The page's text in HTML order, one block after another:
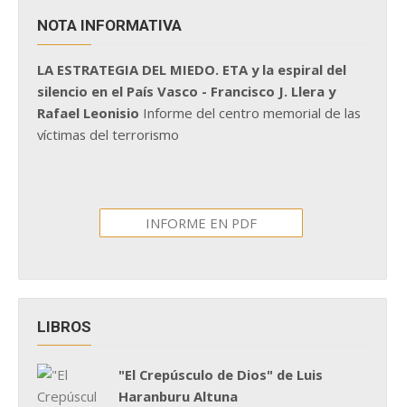
NOTA INFORMATIVA
LA ESTRATEGIA DEL MIEDO. ETA y la espiral del
silencio en el País Vasco - Francisco J. Llera y
Rafael Leonisio Informe del centro memorial de las
víctimas del terrorismo
INFORME EN PDF
LIBROS
"El Crepúsculo de Dios" de Luis
Haranburu Altuna